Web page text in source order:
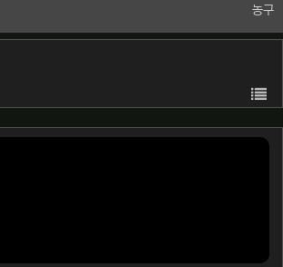
농구
목